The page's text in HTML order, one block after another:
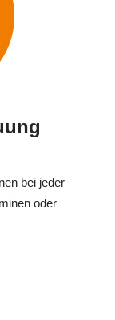
bei jeder
oder